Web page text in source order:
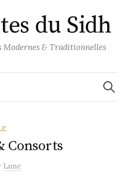
du Sidh
Modernes & Traditionnelles
Consorts
Lune